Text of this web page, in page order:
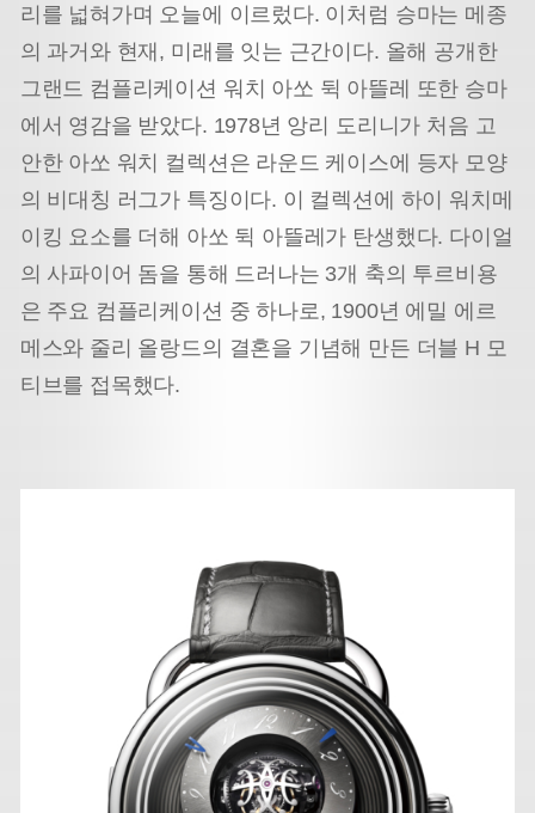
리를 넓혀가며 오늘에 이르렀다. 이처럼 승마는 메종
의 과거와 현재, 미래를 잇는 근간이다. 올해 공개한
그랜드 컴플리케이션 워치 아쏘 뒥 아뜰레 또한 승마
에서 영감을 받았다. 1978년 앙리 도리니가 처음 고
안한 아쏘 워치 컬렉션은 라운드 케이스에 등자 모양
의 비대칭 러그가 특징이다. 이 컬렉션에 하이 워치메
이킹 요소를 더해 아쏘 뒥 아뜰레가 탄생했다. 다이얼
의 사파이어 돔을 통해 드러나는 3개 축의 투르비용
은 주요 컴플리케이션 중 하나로, 1900년 에밀 에르
메스와 줄리 올랑드의 결혼을 기념해 만든 더블 H 모
티브를 접목했다.